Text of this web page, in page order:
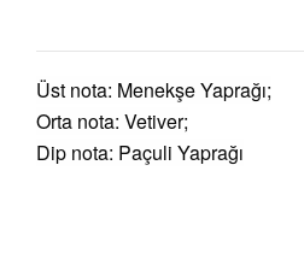
Üst nota: Menekşe Yaprağı;
Orta nota: Vetiver;
Dip nota: Paçuli Yaprağı